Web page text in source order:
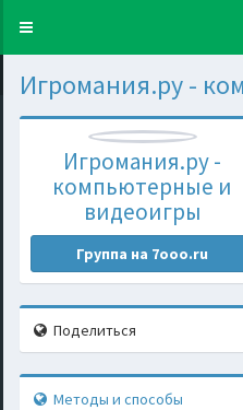
Toggle
Игромания.ру -
Игромания.ру -
компьютерные и
видеоигры
Группа на 7ooo.ru
Поделиться
Методы и способы